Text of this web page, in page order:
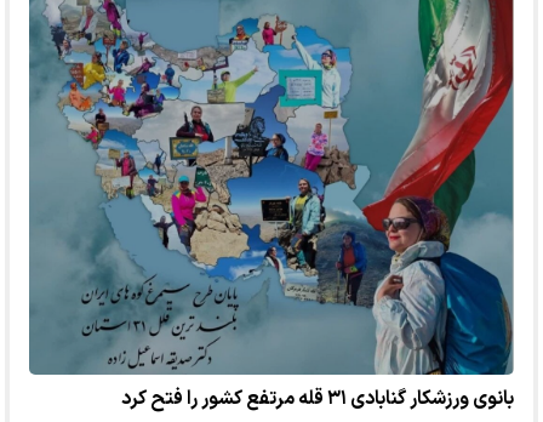
بانوی ورزشکار گنابادی ۳۱ قله مرتفع کشور را فتح کرد